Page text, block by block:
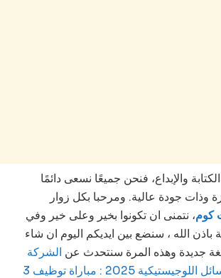
والإبداع، فنحن جميعًا نسعى دائمًا
وذات جودة عالية. ومرحبا بكل زوار
كوم، نتمنى ان تكونوا بخير وعلى خير وفي
باذن الله ، سنضع بين ايديكم اليوم ان شاء
جديدة وهذه المرة سنتحدث عن الشركة
الوطنية للنقل والوسائل اللوجيستيكية 2025 : مباراة توظيف 3